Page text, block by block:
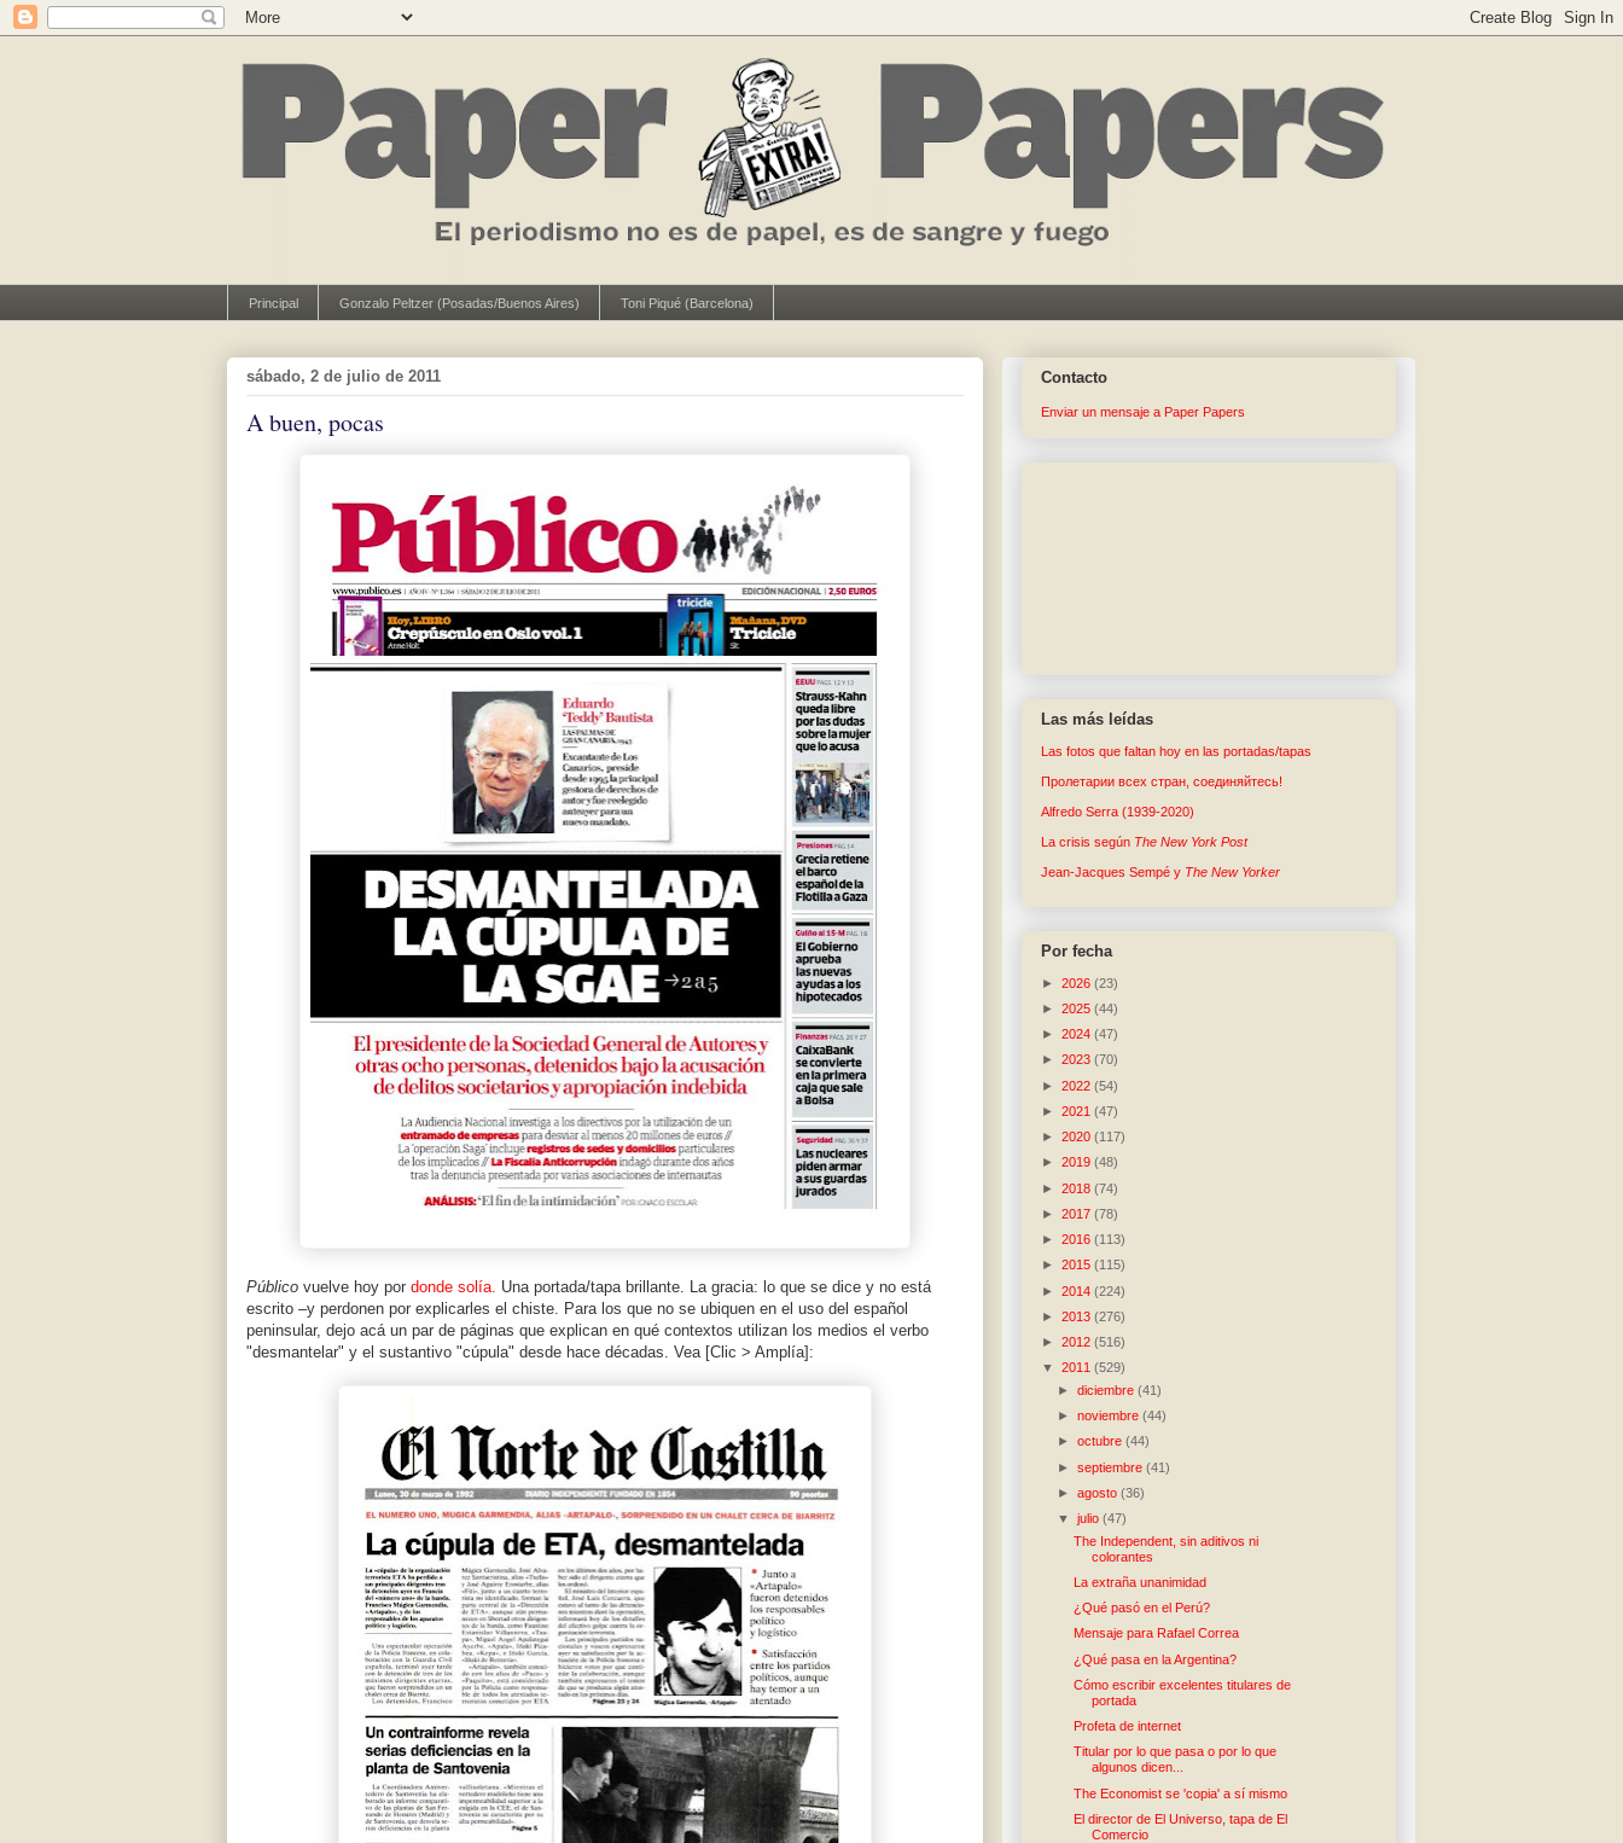
Principal Gonzalo Peltzer (Posadas/Buenos Aires) Toni Piqué (Barcelona)
sábado, 2 de julio de 2011
A buen, pocas
Público vuelve hoy por donde solía. Una portada/tapa brillante. La gracia: lo que se dice y no está
escrito –y perdonen por explicarles el chiste. Para los que no se ubiquen en el uso del español
peninsular, dejo acá un par de páginas que explican en qué contextos utilizan los medios el verbo
"desmantelar" y el sustantivo "cúpula" desde hace décadas. Vea [Clic > Amplía]:
Contacto
Enviar un mensaje a Paper Papers
Las más leídas
Las fotos que faltan hoy en las portadas/tapas
Пролетарии всех стран, соединяйтесь!
Alfredo Serra (1939-2020)
La crisis según The New York Post
Jean-Jacques Sempé y The New Yorker
Por fecha
► 2026 (23)
► 2025 (44)
► 2024 (47)
► 2023 (70)
► 2022 (54)
► 2021 (47)
► 2020 (117)
► 2019 (48)
► 2018 (74)
► 2017 (78)
► 2016 (113)
► 2015 (115)
► 2014 (224)
► 2013 (276)
► 2012 (516)
▼ 2011 (529)
►diciembre(41)
►noviembre(44)
►octubre(44)
►septiembre(41)
►agosto(36)
▼julio(47)
The Independent, sin aditivos ni
colorantes
La extraña unanimidad
¿Qué pasó en el Perú?
Mensaje para Rafael Correa
¿Qué pasa en la Argentina?
Cómo escribir excelentes titulares de
portada
Profeta de internet
Titular por lo que pasa o por lo que
algunos dicen...
The Economist se 'copia' a sí mismo
El director de El Universo, tapa de El
Comercio